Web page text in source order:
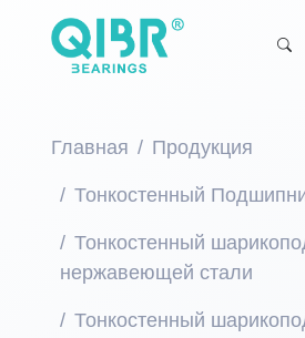
Главная Продукция
Тонкостенный
Тонкостенный
нержавеющей стали
Тонкостенный